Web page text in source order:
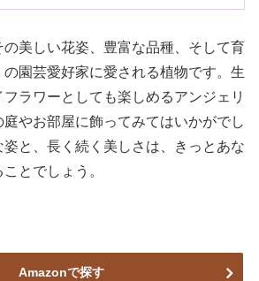
美しい花姿、豊富な品種、そして育
園芸愛好家に愛される植物です。生
ラワーとしても楽しめるアンジェリ
やお部屋に飾ってみてはいかがでし
姿と、長く続く美しさは、きっとあな
とでしょう。
Amazonで探す